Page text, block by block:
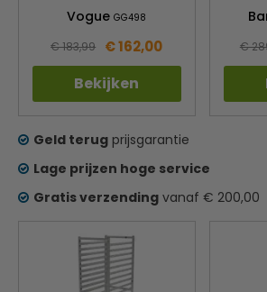
VogueGG498
€ 183,99 € 162,00
Bekijken
€
Geld terug prijsgarantie
Lage prijzen hoge service
Gratis verzending vanaf € 200,00